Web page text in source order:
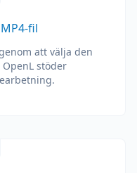
fil
att välja den
stöder